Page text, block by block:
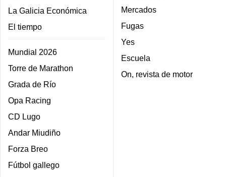
La Galicia Económica
El tiempo
Mundial 2026
Torre de Marathon
Grada de Río
Opa Racing
CD Lugo
Andar Miudiño
Forza Breo
Fútbol gallego
Mercados
Fugas
Yes
Escuela
On, revista de motor